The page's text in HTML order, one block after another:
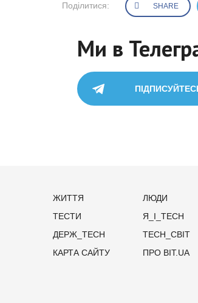
Поділитися: SHARE
Ми в
ЖИТТЯ
ЛЮДИ
ТЕСТИ
Я_І_TECH
ДЕРЖ_TECH
TECH_СВІТ
КАРТА САЙТУ
ПРО BIT.UA